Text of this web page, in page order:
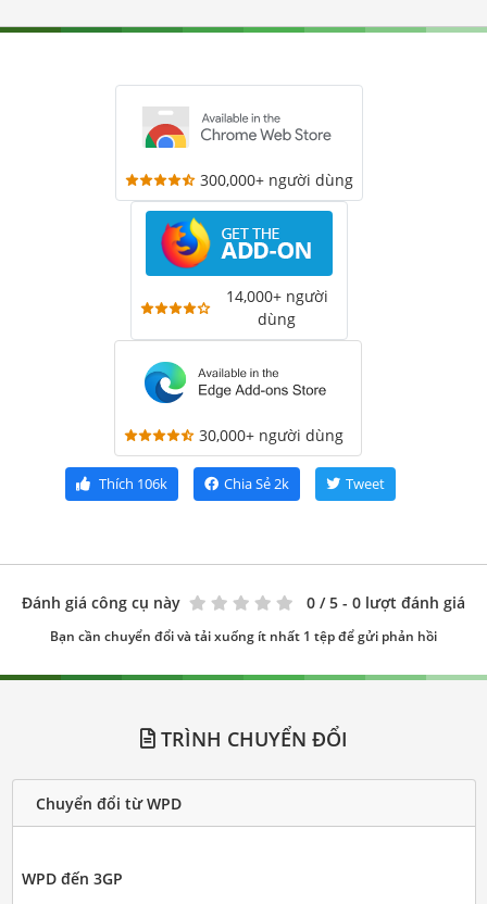
300,000+ người dùng
14,000+ người
dùng
30,000+ người dùng
Thích 106k Chia Sẻ2k Tweet
Đánh giá công cụ này 0 / 5 - 0 lượt đánh giá
Bạn cần chuyển đổi và tải xuống ít nhất 1 tệp để gửi phản hồi
TRÌNH CHUYỂN ĐỔI
Chuyển đổi từ WPD
WPD đến 3GP